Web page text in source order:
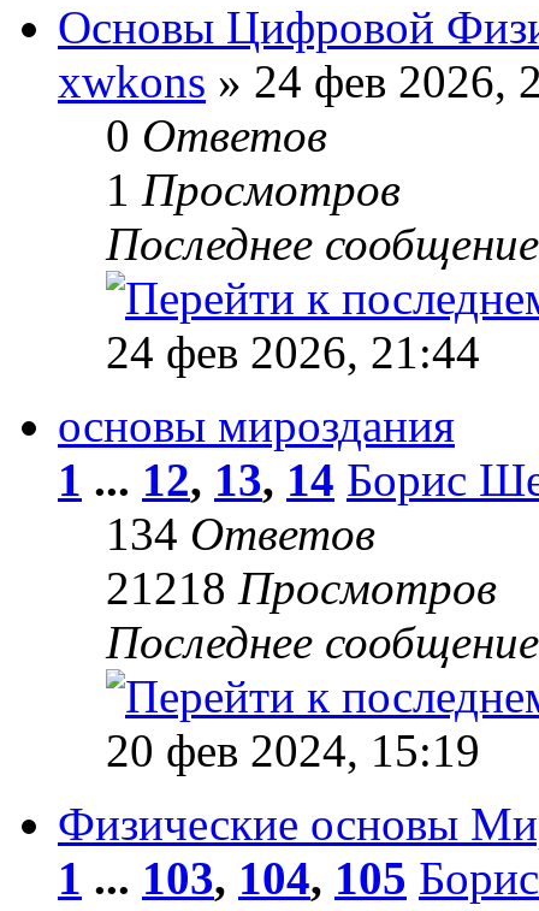
Основы Цифровой
xwkons » 24 фев 2026,
0 Ответов
1 Просмотров
Последнее
24 фев 2026, 21:44
основы мироздания
1 ... 12, 13, 14 Борис
134 Ответов
21218 Просмотров
Последнее
20 фев 2024, 15:19
Физические основы
1 ... 103, 104, 105